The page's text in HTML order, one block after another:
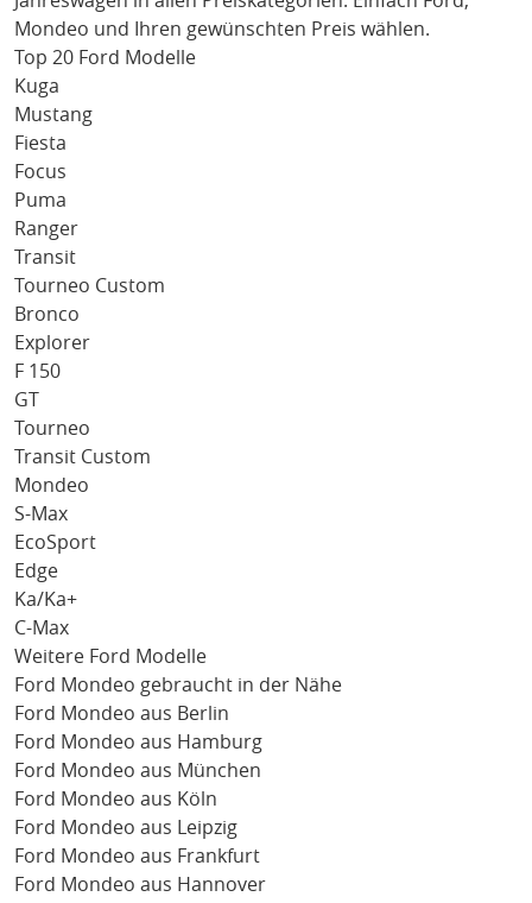
Mondeo und Ihren gewünschten Preis wählen.
Top 20 Ford Modelle
Kuga
Mustang
Fiesta
Focus
Puma
Ranger
Transit
Tourneo Custom
Bronco
Explorer
F 150
GT
Tourneo
Transit Custom
Mondeo
S-Max
EcoSport
Edge
Ka/Ka+
C-Max
Weitere Ford Modelle
Ford Mondeo gebraucht in der Nähe
Ford Mondeo aus Berlin
Ford Mondeo aus Hamburg
Ford Mondeo aus München
Ford Mondeo aus Köln
Ford Mondeo aus Leipzig
Ford Mondeo aus Frankfurt
Ford Mondeo aus Hannover